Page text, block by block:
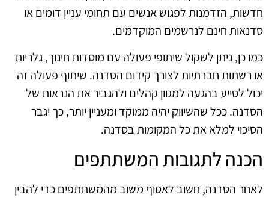
חדשות, הזדמנות לפגוש אנשים עם תחומי עניין דומים או
סדנאות חינם לנרשמים המוקדמים.
כמו כן, ניתן לשקול שיתופי פעולה עם מוסדות חינוך, גלריות
או רשתות חברתיות לצורך קידום הסדנה. שיתוף פעולה זה
יכול לסייע בהגעה למגוון קהלים ולהגביר את הנראות של
הסדנה. ככל שהשיווק יהיה ממוקד ומעניין יותר, כך יגבר
הסיכוי למלא את כל המקומות בסדנה.
הכנה לתגובות המשתתפים
לאחר הסדנה, חשוב לאסוף משוב מהמשתתפים כדי להבין